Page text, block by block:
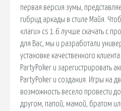
первая версия зумы,
гибрид аркады в стиле Майя.
«лаги» cs 1.6 лучше скачать с
для Вас, мы и разработали
установке качественного
PartyPoker и зарегистрировать
PartyPoker и создания. Игры на
возможность весело провести
другом, папой, мамой, братом